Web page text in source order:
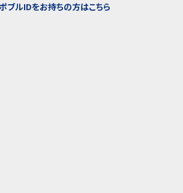
ブルIDをお持ちの方はこちら